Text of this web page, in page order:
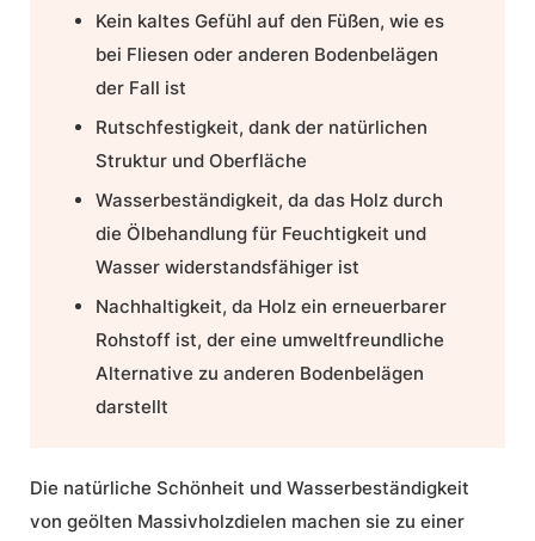
Kein kaltes Gefühl auf den Füßen, wie es
bei Fliesen oder anderen Bodenbelägen
der Fall ist
Rutschfestigkeit, dank der natürlichen
Struktur und Oberfläche
Wasserbeständigkeit, da das Holz durch
die Ölbehandlung für Feuchtigkeit und
Wasser widerstandsfähiger ist
Nachhaltigkeit, da Holz ein erneuerbarer
Rohstoff ist, der eine umweltfreundliche
Alternative zu anderen Bodenbelägen
darstellt
Die natürliche Schönheit und Wasserbeständigkeit
von geölten Massivholzdielen machen sie zu einer